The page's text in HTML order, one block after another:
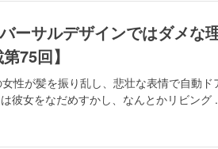
ーサルデザインではダメな
75回】
女性が髪を振り乱し、悲壮な表情で自動
彼女をなだめすかし、なんとかリビング